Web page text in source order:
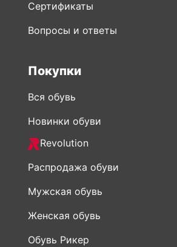
Сертификаты
Вопросы и ответы
Покупки
Вся обувь
Новинки обуви
Revolution
Распродажа обуви
Мужская обувь
Женская обувь
Обувь Рикер